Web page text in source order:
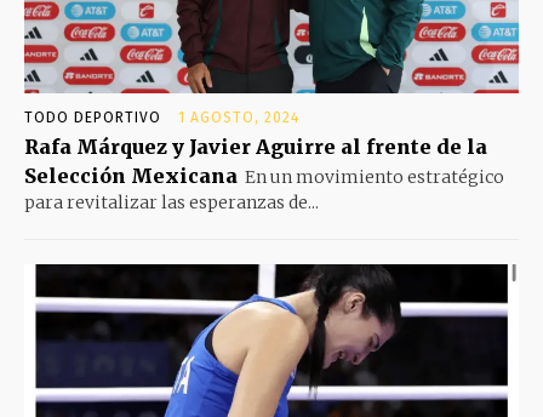
TODO DEPORTIVO 1 AGOSTO, 2024
Rafa Márquez y Javier Aguirre al frente de la
Selección Mexicana En un movimiento estratégico
para revitalizar las esperanzas de...